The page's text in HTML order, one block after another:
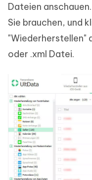
Dateien
Sie brauchen, und
"Wiederherstellen"
oder .xml Datei.